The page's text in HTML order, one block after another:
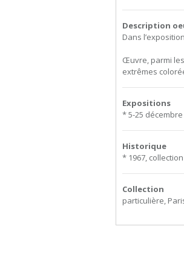
Description
Dans
Œuvre, parmi
extrêmes
Expositions
* 5-25
Historique
* 1967,
Collection
particulière,